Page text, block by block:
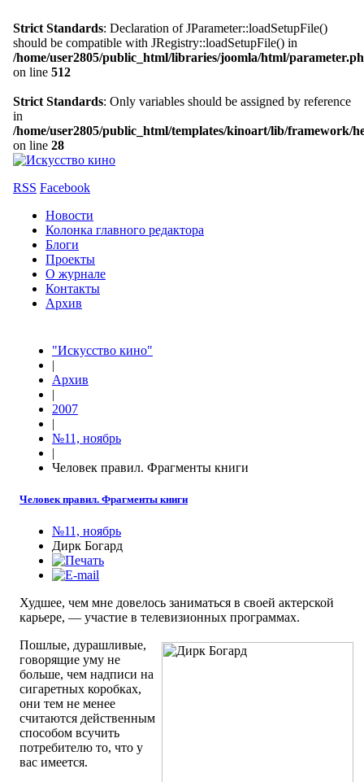
Strict Standards: Declaration of JParameter::loadSetupFile()
should be compatible with JRegistry::loadSetupFile() in
/home/user2805/public_html/libraries/joomla/html/
on line 512
Strict Standards: Only variables should be assigned by reference
in
/home/user2805/public_html/templates/kinoart/lib/framework/
on line 28
RSS Facebook
Новости
Колонка главного редактора
Блоги
Проекты
О журнале
Контакты
Архив
"Искусство кино"
|
Архив
|
2007
|
№11, ноябрь
|
Человек правил. Фрагменты книги
Человек правил. Фрагменты книги
№11, ноябрь
Дирк Богард
Худшее, чем мне довелось заниматься в своей актерской
карьере, — участие в телевизионных программах.
Пошлые, дурашливые,
говорящие уму не
больше, чем надписи на
сигаретных коробках,
они тем не менее
считаются действенным
способом всучить
потребителю то, что у
вас имеется.